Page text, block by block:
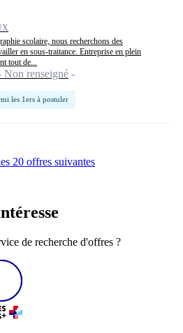
scolaire, nous recherchons des
en sous-traitance. Entreprise en plein
tout de...
Non renseigné
les 1ers à postuler
20 offres suivantes
de recherche d'offres ?